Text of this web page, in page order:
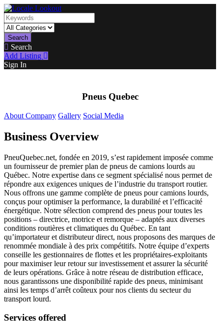
Search
Search
Add Listing
Sign In
Pneus Quebec
About Company Gallery Social Media
Business Overview
PneuQuebec.net, fondée en 2019, s’est rapidement imposée comme
un fournisseur de premier plan de pneus de camions lourds au
Québec. Notre expertise dans ce segment spécialisé nous permet de
répondre aux exigences uniques de l’industrie du transport routier.
Nous offrons une gamme complète de pneus pour camions lourds,
conçus pour optimiser la performance, la durabilité et l’efficacité
énergétique. Notre sélection comprend des pneus pour toutes les
positions – directrice, motrice et remorque – adaptés aux diverses
conditions routières et climatiques du Québec. En tant
qu’importateur et distributeur direct, nous proposons des marques de
renommée mondiale à des prix compétitifs. Notre équipe d’experts
conseille les gestionnaires de flottes et les propriétaires-exploitants
pour maximiser leur retour sur investissement et assurer la sécurité
de leurs opérations. Grâce à notre réseau de distribution efficace,
nous garantissons une disponibilité rapide des pneus, minimisant
ainsi les temps d’arrêt coûteux pour nos clients du secteur du
transport lourd.
Services offered